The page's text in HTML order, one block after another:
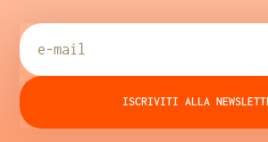
ISCRIVITI ALLA